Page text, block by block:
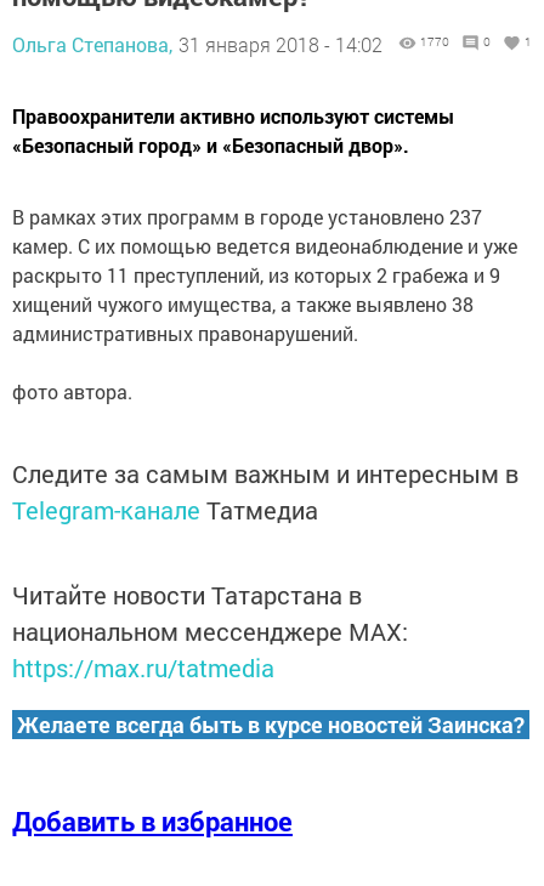
Ольга Степанова, 31 января 2018 - 14:02 1770 0 1
Правоохранители активно используют системы
«Безопасный город» и «Безопасный двор».
В рамках этих программ в городе установлено 237
камер. С их помощью ведется видеонаблюдение и уже
раскрыто 11 преступлений, из которых 2 грабежа и 9
хищений чужого имущества, а также выявлено 38
административных правонарушений.
фото автора.
Следите за самым важным и интересным в
Telegram-канале Татмедиа
Читайте новости Татарстана в
национальном мессенджере MАХ:
https://max.ru/tatmedia
Желаете всегда быть в курсе новостей Заинска?
Добавить в избранное